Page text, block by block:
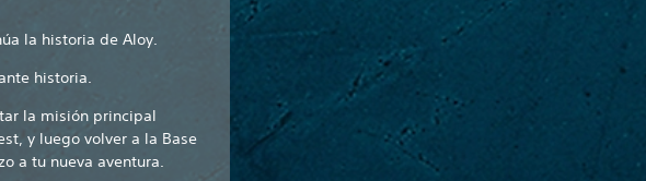
la historia de Aloy.
historia.
la misión principal
y luego volver a la Base
a tu nueva aventura.